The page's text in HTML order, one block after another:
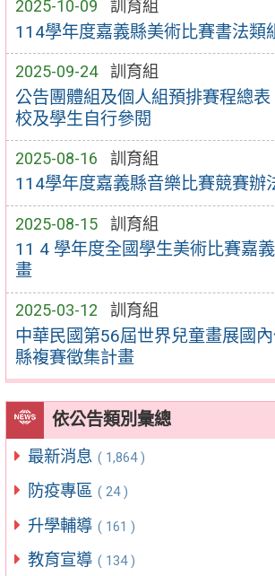
2025-10-09 訓育組
114學年度嘉義縣美術比賽書法類
2025-09-24 訓育組
公告團體組及個人組預排賽程總
校及學生自行參閱
2025-08-16 訓育組
114學年度嘉義縣音樂比賽競賽辦
2025-08-15 訓育組
11 4 學年度全國學生美術比賽嘉
畫
2025-03-12 訓育組
中華民國第56屆世界兒童畫展國
縣複賽徵集計畫
依公告類別彙總
最新消息 ( 1,864 )
防疫專區 ( 24 )
升學輔導 ( 161 )
教育宣導 ( 134 )